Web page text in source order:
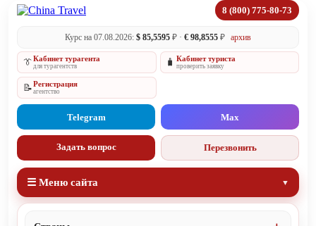
8 (800) 775-80-73
Курс на 07.08.2026: $ 85,5595 ₽ · € 98,8555 ₽ архив
👔Кабинет турагента
для турагентств 🧳 Кабинет туриста
проверить заявку
📝Регистрация
агентство
Telegram Max
Задать вопрос Перезвонить
☰ Меню сайта